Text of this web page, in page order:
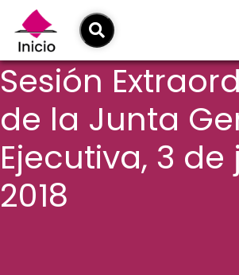
Sesión
de la Junta
Ejecutiva, 3 de
2018